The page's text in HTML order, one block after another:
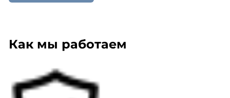
Как мы работаем